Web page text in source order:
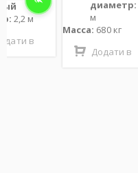
диаметр:1,7
680 кг
Додати в